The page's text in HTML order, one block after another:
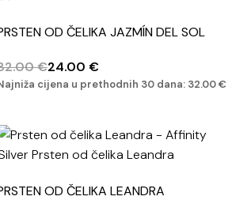
OD ČELIKA JAZMÍN DEL SOL
€24.00 €
cijena u prethodnih 30 dana: 32.00€
OD ČELIKA LEANDRA